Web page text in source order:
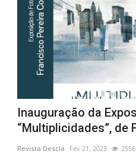
Inauguração da
“Multiplicidades”, de
Revista Descla Fev 21, 2023 2556